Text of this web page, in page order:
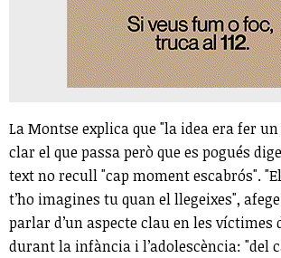
La Montse explica que "la idea era fer
clar el que passa però que es pogués
text no recull "cap moment escabrós".
t’ho imagines tu quan el llegeixes",
parlar d’un aspecte clau en les víctimes
durant la infància i l’adolescència: "del